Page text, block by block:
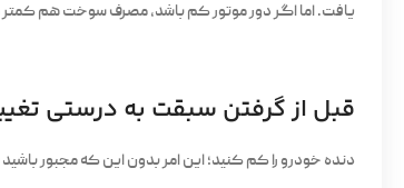
یافت. اما اگر دور موتور کم باشد، مصرف سوخت هم
قبل از گرفتن سبقت به درستی
دنده‌ خودرو را کم کنید؛ این امر بدون این که مجبور